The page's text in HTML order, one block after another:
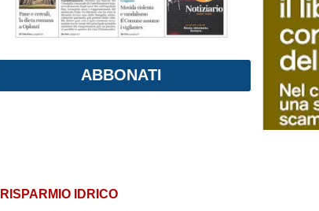
ABBONATI
RISPARMIO IDRICO